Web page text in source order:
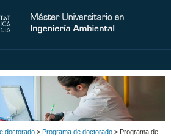
doctorado > Programa de doctorado > Programa de